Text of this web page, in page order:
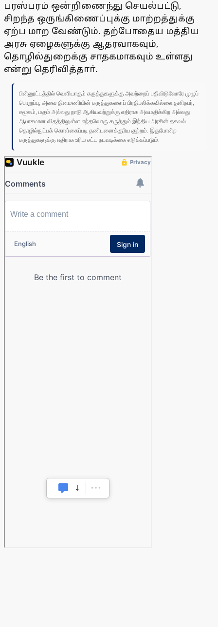
பரஸ்பரம் ஒன்றிணைந்து செயல்பட்டு,
சிறந்த ஒருங்கிணைப்புக்கு மாற்றத்துக்கு
ஏற்ப மாற வேண்டும். தற்போதைய மத்திய
அரசு ஏழைகளுக்கு ஆதரவாகவும்,
தொழில்துறைக்கு சாதகமாகவும் உள்ளது
என்று தெரிவித்தாா்.
பின்னூட்டத்தில் வெளியாகும் கருத்துகளுக்கு அவற்றைப் பதிவிடுவோரே முழுப்
பொறுப்பு; அவை தினமணியின் கருத்துகளைப் பிரதிபலிக்கவில்லை.தனிநபர்,
சமூகம், மதம் அல்லது நாடு ஆகியவற்றுக்கு எதிராக அவமதிக்கிற அல்லது
ஆபாசமான விதத்திலுள்ள எந்தவொரு கருத்தும் இந்திய அரசின் தகவல்
தொழில்நுட்பக் கொள்கைப்படி தண்டனைக்குரிய குற்றம். இதுபோன்ற
கருத்துகளுக்கு எதிராக உரிய சட்ட நடவடிக்கை எடுக்கப்படும்.